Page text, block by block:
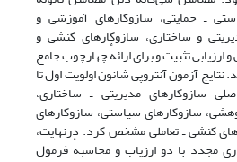
ـ حمایتی، سازوکارهای آموزشی و
و ساختاری، سازوکارهای کنشی و
ارزیابی تثبیت و برای ارائهٔ چهارچوب جامع
آزمون آنتروپی شانون اولویت اول تا
سازوکارهای مدیریتی ـ ساختاری،
سازوکارهای سیاستی، سازوکارهای
کنشی ـ تعاملی مشخص کرد. در‌نهایت،
مجدد با دو ارزیاب و محاسبهٔ فرمول